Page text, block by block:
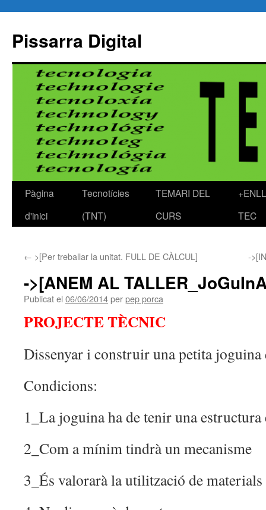
Pissarra Digital
Vés
Pàgina
d'inici
Tecnotícies
(TNT)
TEMARI DEL
CURS
TEC
← >[Per treballar la unitat. FULL DE CÀLCUL] -
->[ANEM AL
Publicat el 06/06/2014perpep porca
PROJECTE TÈCNIC
Dissenyar i construir una petita
Condicions:
1_La joguina ha de tenir una estructura
2_Com a mínim tindrà un mecanisme
3_És valorarà la utilització de